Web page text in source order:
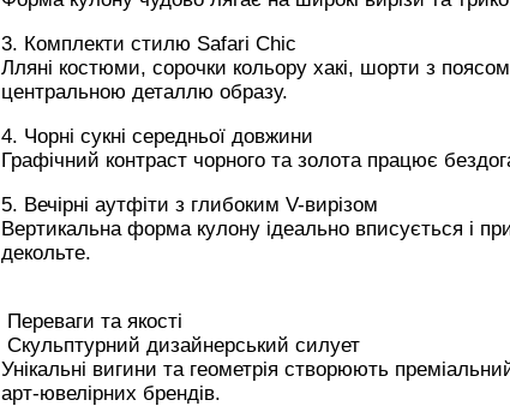
3. Комплекти стилю Safari Chic
Лляні костюми, сорочки кольору хакі, шорти з
центральною деталлю образу.
4. Чорні сукні середньої довжини
Графічний контраст чорного та золота працює
5. Вечірні аутфіти з глибоким V-вирізом
Вертикальна форма кулону ідеально вписується і
декольте.
Переваги та якості
Скульптурний дизайнерський силует
Унікальні вигини та геометрія створюють
арт-ювелірних брендів.